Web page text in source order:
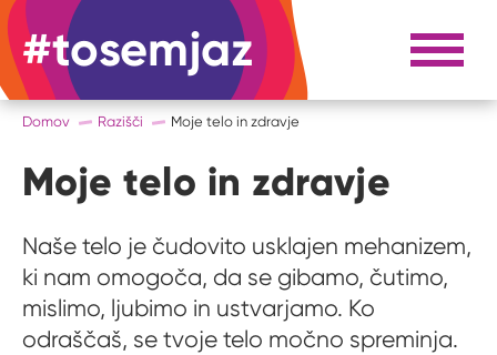
#tosemjaz #to sem jaz Razpri
Domov Razišči Moje telo in zdravje
Moje telo in zdravje
Naše telo je čudovito usklajen mehanizem,
ki nam omogoča, da se gibamo, čutimo,
mislimo, ljubimo in ustvarjamo. Ko
odraščaš, se tvoje telo močno spreminja.